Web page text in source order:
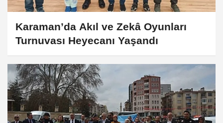
Karaman’da Akıl ve Zekâ Oyunları
Turnuvası Heyecanı Yaşandı